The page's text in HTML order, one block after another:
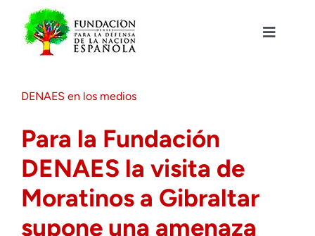
contenido
Toggle
Actualidad
Actividades
DENAES en los medios
Para la Fundación
DENAES la visita de
Moratinos a Gibraltar
supone una amenaza